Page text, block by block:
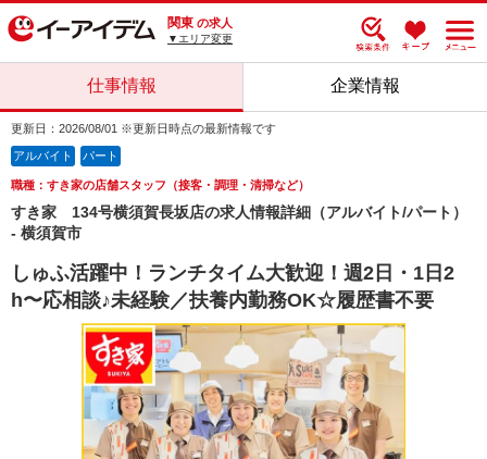
関東 の求人
▼エリア変更
仕事情報 企業情報
更新日：2026/08/01 ※更新日時点の最新情報です
アルバイト パート
職種：すき家の店舗スタッフ（接客・調理・清掃など）
すき家 134号横須賀長坂店の求人情報詳細（アルバイト/パート）
- 横須賀市
しゅふ活躍中！ランチタイム大歓迎！週2日・1日2
h〜応相談♪未経験／扶養内勤務OK☆履歴書不要